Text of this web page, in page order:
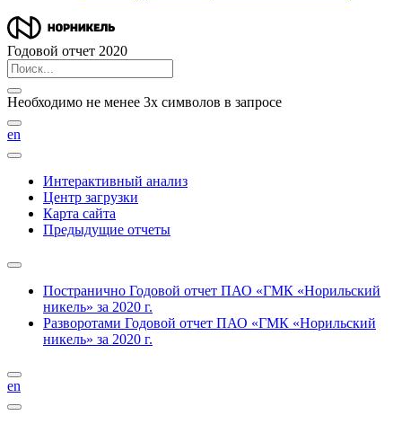
Годовой отчет 2020
Необходимо не менее 3х символов в запросе
en
Интерактивный анализ
Центр загрузки
Карта сайта
Предыдущие отчеты
Постранично Годовой отчет ПАО «ГМК «Норильский
никель» за 2020 г.
Разворотами Годовой отчет ПАО «ГМК «Норильский
никель» за 2020 г.
en